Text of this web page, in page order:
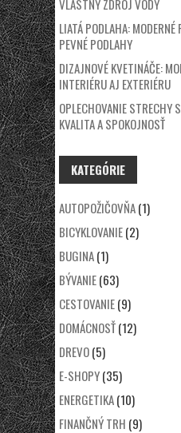
VLASTNÝ ZDROJ VODY
LIATÁ PODLAHA: MODERNÉ
PEVNÉ PODLAHY
DIZAJNOVÉ KVETINÁČE:
INTERIÉRU AJ EXTERIÉRU
OPLECHOVANIE STRECHY
KVALITA A SPOKOJNOSŤ
KATEGÓRIE
AUTOPOŽIČOVŇA(1)
BICYKLOVANIE(2)
BUGINA(1)
BÝVANIE(63)
CESTOVANIE(9)
DOMÁCNOSŤ(12)
DREVO(5)
E-SHOPY(35)
ENERGETIKA(10)
FINANČNÝ TRH (9)